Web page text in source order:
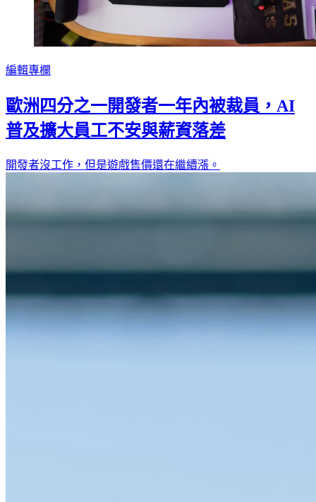
編輯專欄
歐洲四分之一開發者一年內被裁員，AI
普及擴大員工不安與薪資落差
開發者沒工作，但是遊戲售價還在繼續漲。